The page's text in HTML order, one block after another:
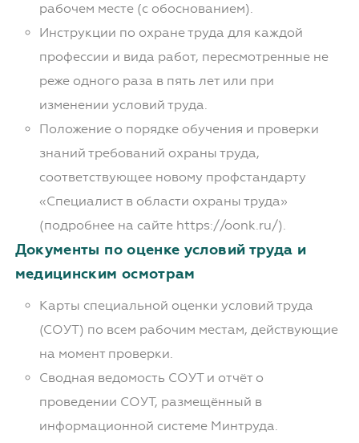
рабочем месте (с обоснованием).
Инструкции по охране труда для каждой
профессии и вида работ, пересмотренные не
реже одного раза в пять лет или при
изменении условий труда.
Положение о порядке обучения и проверки
знаний требований охраны труда,
соответствующее новому профстандарту
«Специалист в области охраны труда»
(подробнее на сайте https://oonk.ru/).
Документы по оценке условий труда и
медицинским осмотрам
Карты специальной оценки условий труда
(СОУТ) по всем рабочим местам, действующие
на момент проверки.
Сводная ведомость СОУТ и отчёт о
проведении СОУТ, размещённый в
информационной системе Минтруда.